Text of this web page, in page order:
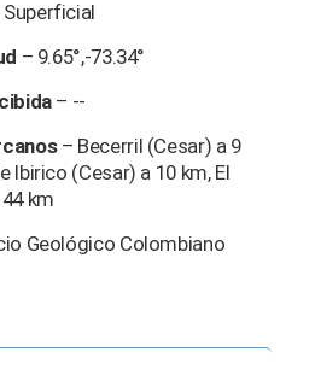
Superficial
– 9.65°,-73.34°
– --
– Becerril (Cesar) a 9
Ibirico (Cesar) a 10 km, El
km
Geológico Colombiano